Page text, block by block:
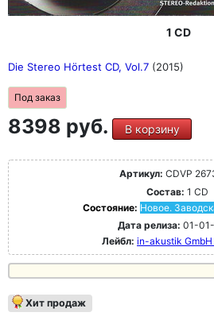
1 CD
Die Stereo Hörtest CD, Vol.7 (2015)
Под заказ
8398 руб. В корзину
Артикул: CDVP
Состав: 1 CD
Состояние: Новое.
Дата релиза: 01-
Лейбл: in-akustik GmbH
Хит продаж